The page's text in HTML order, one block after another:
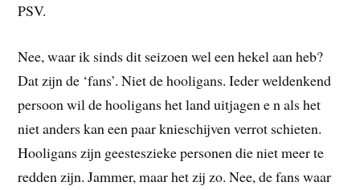
PSV.
Nee, waar ik sinds dit seizoen wel een hekel aan heb?
Dat zijn de ‘fans’. Niet de hooligans. Ieder weldenkend
persoon wil de hooligans het land uitjagen e n als het
niet anders kan een paar knieschijven verrot schieten.
Hooligans zijn geesteszieke personen die niet meer te
redden zijn. Jammer, maar het zij zo. Nee, de fans waar